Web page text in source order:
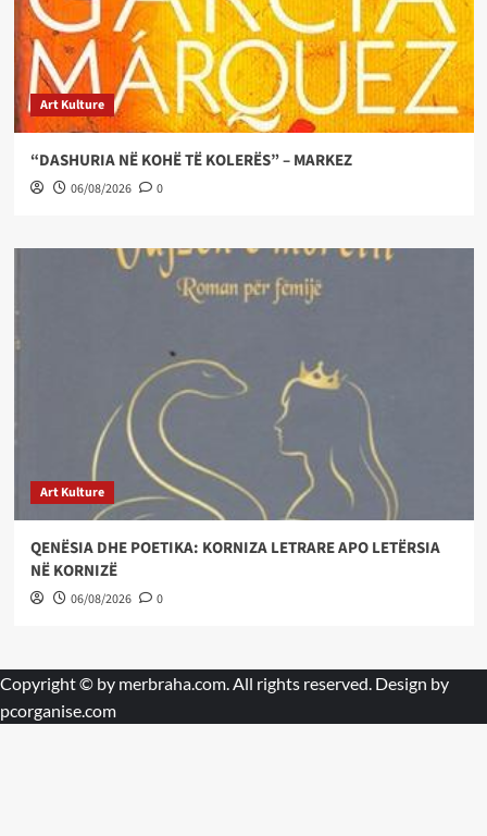
Art Kulture
“DASHURIA NË KOHË TË KOLERËS” – MARKEZ
06/08/2026 0
Art Kulture
QENËSIA DHE POETIKA: KORNIZA LETRARE APO LETËRSIA
NË KORNIZË
06/08/2026 0
Copyright © by merbraha.com . All rights reserved. Design by
pcorganise.com